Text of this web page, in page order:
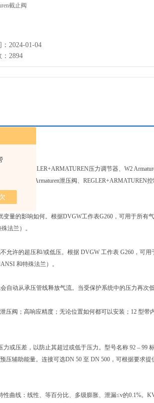
截止阀
2024-01-04
2894
截止阀、REGLER+ARMATUREN压力调节器、W2
阀、W2 Armaturen泄压阀、REGLER+ARMATUREN控
量的影响如何。根据DVGW工作表G260，可用于所有
法兰）。
允许的超压和/或低压。根据 DVGW 工作表 G260，可
和特殊法兰）。
自动从承压管线释放气流。当受保护系统中的压力再次
阀；高响应精度；无论位置如何都可以安装；12 型带
或压差，以防止其超过或低于压力。型号名称 92 – 99
辅助能量。连接可选DN 50 至 DN 500，可根据要求
曲线：线性、等百分比、多级膨胀、泄漏≤v的0.1%。